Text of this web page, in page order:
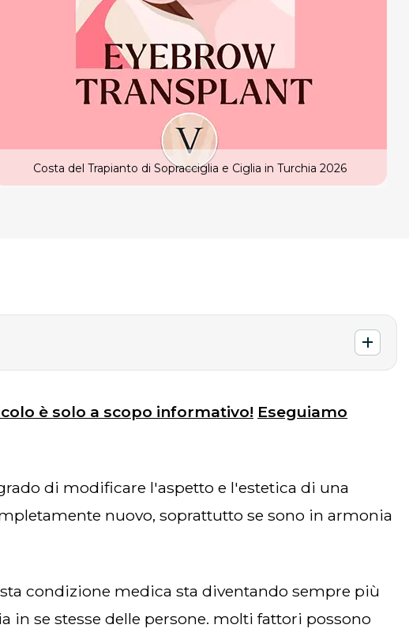
Costa del Trapianto di Sopracciglia e Ciglia in Turchia 2026
è solo a scopo informativo! Eseguiamo
nuovo, soprattutto se sono in armonia
se stesse delle persone. molti fattori possono